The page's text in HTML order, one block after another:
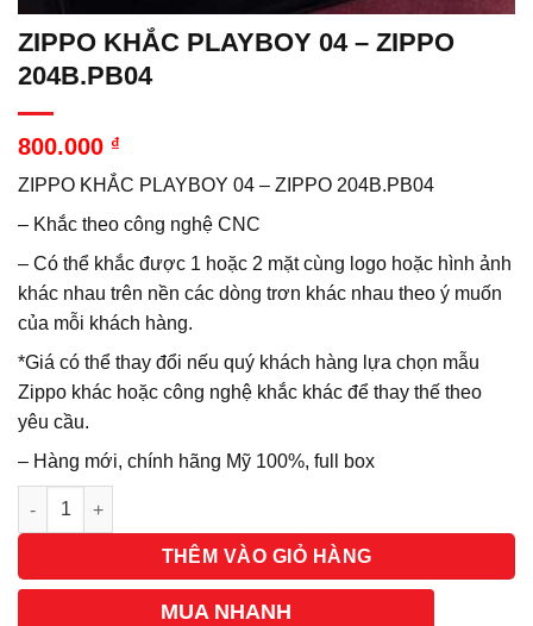
ZIPPO KHẮC PLAYBOY 04 – ZIPPO
204B.PB04
800.000 ₫
ZIPPO KHẮC PLAYBOY 04 – ZIPPO 204B.PB04
– Khắc theo công nghệ CNC
– Có thể khắc được 1 hoặc 2 mặt cùng logo hoặc hình ảnh
khác nhau trên nền các dòng trơn khác nhau theo ý muốn
của mỗi khách hàng.
*Giá có thể thay đổi nếu quý khách hàng lựa chọn mẫu
Zippo khác hoặc công nghệ khắc khác để thay thế theo
yêu cầu.
– Hàng mới, chính hãng Mỹ 100%, full box
Số lượng
THÊM VÀO GIỎ HÀNG
MUA NHANH